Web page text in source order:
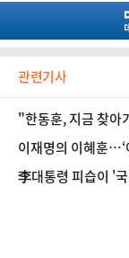
관련기사
"한동훈, 지금 찾
이재명의 이혜훈…‘
李대통령 피습이 '